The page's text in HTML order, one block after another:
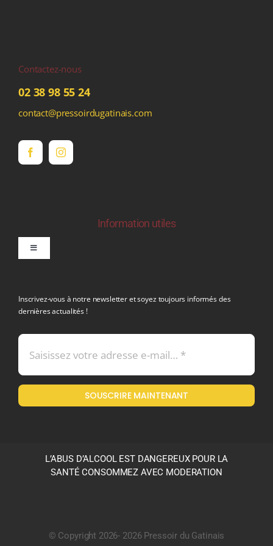
Contactez-nous
02 38 98 55 24
contact@pressoirdugatinais.com
Information utiles
Toggle
Mentions légales
Politique en matière de remboursements et de retours
Inscrivez-vous à notre newsletter et soyez toujours informés des
dernières actualités !
SOUSCRIRE MAINTENANT
L’ABUS D’ALCOOL EST DANGEREUX POUR LA
SANTÉ CONSOMMEZ AVEC MODERATION
© Copyright 2026- 2026 Pressoir du Gatinais